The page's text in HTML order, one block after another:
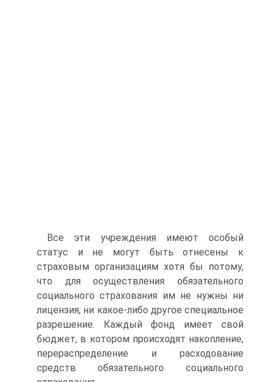
Все эти учреждения имеют особый
статус и не могут быть отнесены к
страховым организациям хотя бы потому,
что для осуществления обязательного
социального страхования им не нужны ни
лицензия, ни какое-либо другое специальное
разрешение. Каждый фонд имеет свой
бюджет, в котором происходят накопление,
перераспределение и расходование
средств обязательного социального